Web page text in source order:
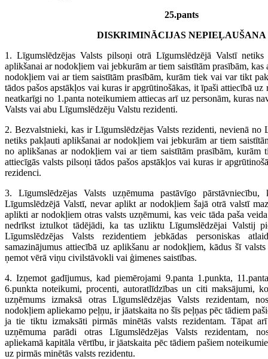
25.pants
DISKRIMINĀCIJAS NEPIEĻAUŠANA
1. Līgumslēdzējas Valsts pilsoņi otrā Līgumslēdzējā Valstī
aplikšanai ar nodokļiem vai jebkurām ar tiem saistītām prasībām, kas
nodokļiem vai ar tiem saistītām prasībām, kurām tiek vai var tikt
tādos pašos apstākļos vai kuras ir apgrūtinošākas, it īpaši attiecībā
neatkarīgi no 1.panta noteikumiem attiecas arī uz personām, kuras
Valsts vai abu Līgumslēdzēju Valstu rezidenti.
2. Bezvalstnieki, kas ir Līgumslēdzējas Valsts rezidenti, nevienā no
netiks pakļauti aplikšanai ar nodokļiem vai jebkurām ar tiem
no aplikšanas ar nodokļiem vai ar tiem saistītām prasībām,
attiecīgās valsts pilsoņi tādos pašos apstākļos vai kuras ir
rezidenci.
3. Līgumslēdzējas Valsts uzņēmuma pastāvīgo
Līgumslēdzējā Valstī, nevar aplikt ar nodokļiem šajā otrā valstī
aplikti ar nodokļiem otras valsts uzņēmumi, kas veic tāda paša
nedrīkst iztulkot tādējādi, ka tas uzliktu Līgumslēdzējai Valstij
Līgumslēdzējas Valsts rezidentiem jebkādas personiskas
samazinājumus attiecībā uz aplikšanu ar nodokļiem, kādus šī
ņemot vērā viņu civilstāvokli vai ģimenes saistības.
4. Izņemot gadījumus, kad piemērojami 9.panta 1.punkta,
6.punkta noteikumi, procenti, autoratlīdzības un citi maksājumi,
uzņēmums izmaksā otras Līgumslēdzējas Valsts rezidentam,
nodokļiem apliekamo peļņu, ir jāatskaita no šīs peļņas pēc tādiem
ja tie tiktu izmaksāti pirmās minētās valsts rezidentam. Tāpat
uzņēmuma parādi otras Līgumslēdzējas Valsts rezidentam,
apliekamā kapitāla vērtību, ir jāatskaita pēc tādiem pašiem
uz pirmās minētās valsts rezidentu.